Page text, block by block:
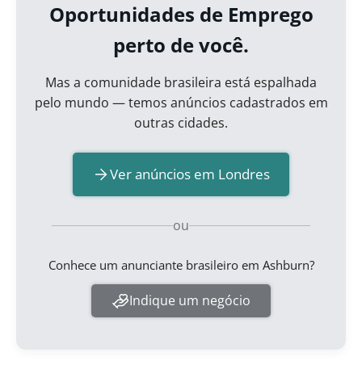
Oportunidades de Emprego
perto de você.
Mas a comunidade brasileira está espalhada
pelo mundo — temos anúncios cadastrados em
outras cidades.
Ver anúncios em Londres
ou
Conhece um anunciante brasileiro em Ashburn?
Indique um negócio